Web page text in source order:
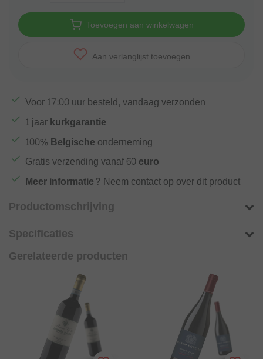
Toevoegen aan winkelwagen
Aan verlanglijst toevoegen
Voor 17:00 uur besteld, vandaag verzonden
1 jaarkurkgarantie
100%Belgische onderneming
Gratis verzending vanaf60 euro
Meer informatie? Neem contact op over dit product
Productomschrijving
Specificaties
Gerelateerde producten